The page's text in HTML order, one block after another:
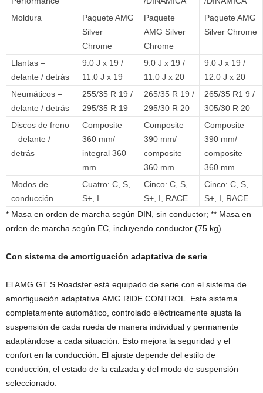
Moldura
Paquete AMG
Silver
Chrome
Paquete
AMG Silver
Chrome
Paquete AMG
Silver Chrome
Llantas –
delante / detrás
9.0 J x 19 /
11.0 J x 19
9.0 J x 19 /
11.0 J x 20
9.0 J x 19 /
12.0 J x 20
Neumáticos –
delante / detrás
255/35 R 19 /
295/35 R 19
265/35 R 19 /
295/30 R 20
265/35 R1 9 /
305/30 R 20
Discos de freno
– delante /
detrás
Composite
360 mm/
integral 360
mm
Composite
390 mm/
composite
360 mm
Composite
390 mm/
composite
360 mm
Modos de
conducción
Cuatro: C, S,
S+, I
Cinco: C, S,
S+, I, RACE
Cinco: C, S,
S+, I, RACE
* Masa en orden de marcha según DIN, sin conductor; ** Masa en
orden de marcha según EC, incluyendo conductor (75 kg)
Con sistema de amortiguación adaptativa de serie
El AMG GT S Roadster está equipado de serie con el sistema de
amortiguación adaptativa AMG RIDE CONTROL. Este sistema
completamente automático, controlado eléctricamente ajusta la
suspensión de cada rueda de manera individual y permanente
adaptándose a cada situación. Esto mejora la seguridad y el
confort en la conducción. El ajuste depende del estilo de
conducción, el estado de la calzada y del modo de suspensión
seleccionado.